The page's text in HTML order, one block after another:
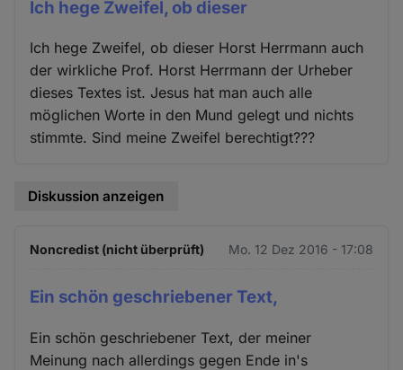
Ich hege Zweifel, ob dieser
Ich hege Zweifel, ob dieser Horst Herrmann auch
der wirkliche Prof. Horst Herrmann der Urheber
dieses Textes ist. Jesus hat man auch alle
möglichen Worte in den Mund gelegt und nichts
stimmte. Sind meine Zweifel berechtigt???
Diskussion anzeigen
Noncredist (nicht überprüft) Mo. 12 Dez 2016 - 17:08
Ein schön geschriebener Text,
Ein schön geschriebener Text, der meiner
Meinung nach allerdings gegen Ende in's